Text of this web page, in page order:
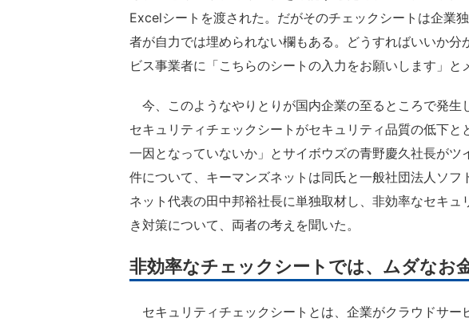
Excelシートを渡された。だがそのチェックシートは企業
者が自力では埋められない欄もある。どうすればいいか
ビス事業者に「こちらのシートの入力をお願いします」と
今、このようなやりとりが国内企業の至るところで発生
セキュリティチェックシートがセキュリティ品質の低下と
一因となっていないか」とサイボウズの青野慶久社長が
件について、キーマンズネットは同氏と一般社団法人ソ
ネット代表の田中邦裕社長に単独取材し、非効率なセキ
き対策について、両者の考えを聞いた。
非効率なチェックシートでは、ムダなお
セキュリティチェックシートとは、企業がクラウドサー